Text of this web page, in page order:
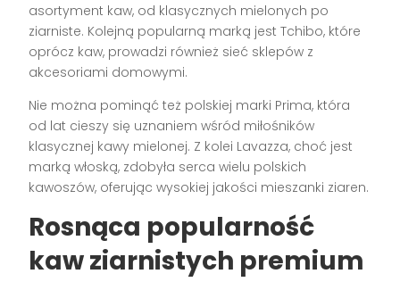
asortyment kaw, od klasycznych mielonych po
ziarniste. Kolejną popularną marką jest Tchibo, które
oprócz kaw, prowadzi również sieć sklepów z
akcesoriami domowymi.
Nie można pominąć też polskiej marki Prima, która
od lat cieszy się uznaniem wśród miłośników
klasycznej kawy mielonej. Z kolei Lavazza, choć jest
marką włoską, zdobyła serca wielu polskich
kawoszów, oferując wysokiej jakości mieszanki ziaren.
Rosnąca popularność
kaw ziarnistych premium